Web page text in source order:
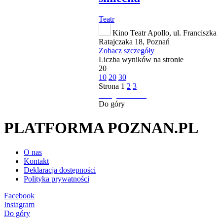
Teatr
Kino Teatr Apollo, ul. Franciszka
Ratajczaka 18, Poznań
Zobacz szczegóły
Liczba wyników na stronie
20
10 20 30
Strona 1 2 3
Do góry
PLATFORMA POZNAN.PL
O nas
Kontakt
Deklaracja dostępności
Polityka prywatności
Facebook
Instagram
Do góry